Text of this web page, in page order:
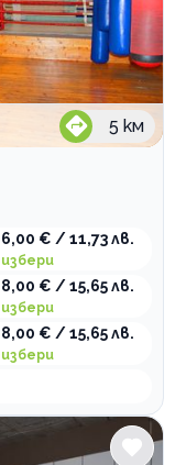
5 км
6,00 € / 11,73 лв.
избери
8,00 € / 15,65 лв.
избери
8,00 € / 15,65 лв.
избери